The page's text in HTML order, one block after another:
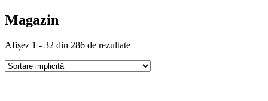
Magazin
Afișez 1 - 32 din 286 de rezultate